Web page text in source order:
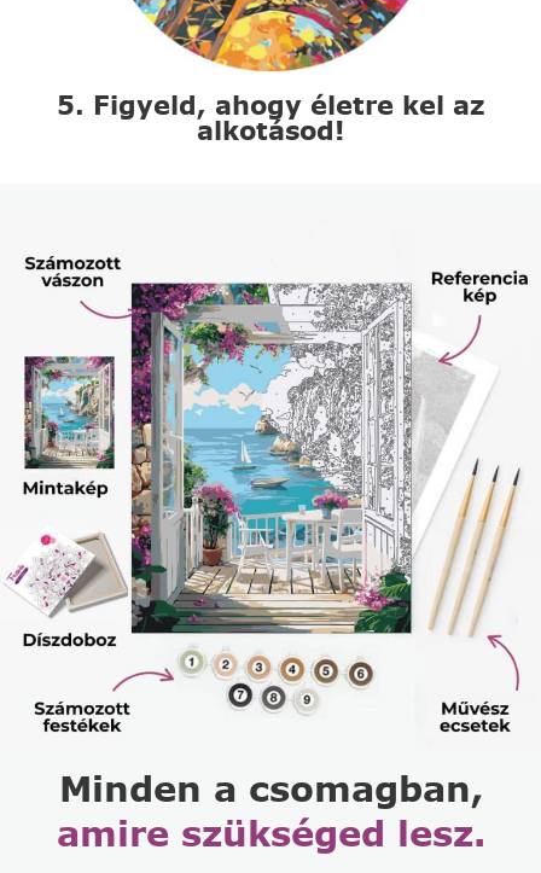
5. Figyeld, ahogy életre kel az
alkotásod!
Minden a csomagban,
amire szükséged lesz.